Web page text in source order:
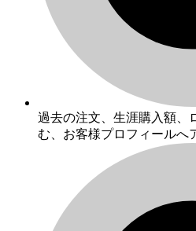
過去の注文、生涯購入額、
む、お客様プロフィールへ